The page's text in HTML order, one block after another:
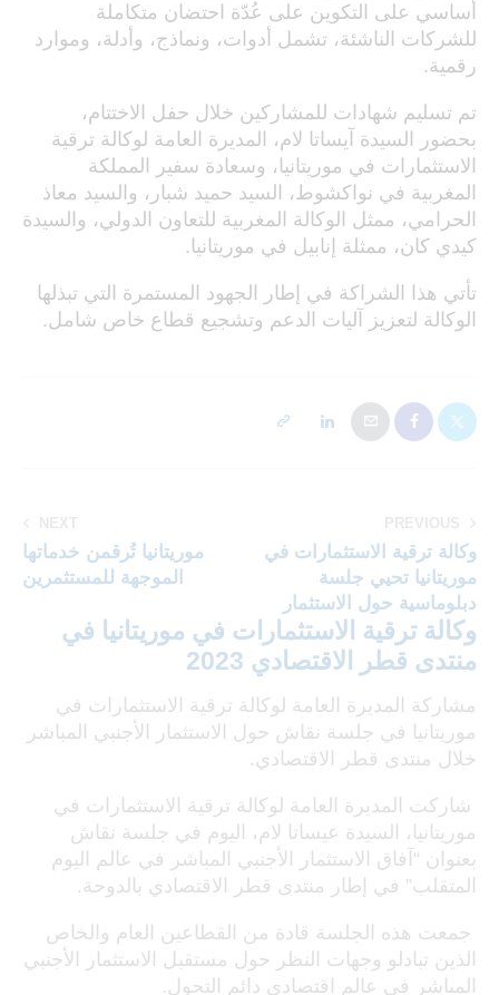
أساسي على التكوين على عُدّة احتضان متكاملة
للشركات الناشئة، تشمل أدوات، ونماذج، وأدلة، وموارد
رقمية.
تم تسليم شهادات للمشاركين خلال حفل الاختتام،
بحضور السيدة آيساتا لام، المديرة العامة لوكالة ترقية
الاستثمارات في موريتانيا، وسعادة سفير المملكة
المغربية في نواكشوط، السيد حميد شبار، والسيد معاذ
الحرامي، ممثل الوكالة المغربية للتعاون الدولي، والسيدة
كيدي كان، ممثلة إنابيل في موريتانيا.
تأتي هذا الشراكة في إطار الجهود المستمرة التي تبذلها
الوكالة لتعزيز آليات الدعم وتشجيع قطاع خاص شامل.
وكالة ترقية الاستثمارات في
موريتانيا تحيي جلسة
دبلوماسية حول الاستثمار
موريتانيا تُرقمن خدماتها
الموجهة للمستثمرين
وكالة ترقية الاستثمارات في موريتانيا في
منتدى قطر الاقتصادي 2023
مشاركة المديرة العامة لوكالة ترقية الاستثمارات في
موريتانيا في جلسة نقاش حول الاستثمار الأجنبي المباشر
خلال منتدى قطر الاقتصادي.
‎ شاركت المديرة العامة لوكالة ترقية الاستثمارات في
موريتانيا، السيدة عيساتا لام، اليوم في جلسة نقاش
بعنوان “آفاق الاستثمار الأجنبي المباشر في عالم اليوم
المتقلب” في إطار منتدى قطر الاقتصادي بالدوحة.
‎ جمعت هذه الجلسة قادة من القطاعين العام والخاص
الذين تبادلو وجهات النظر حول مستقبل الاستثمار الأجنبي
المباشر في عالم اقتصادي دائم التحول.